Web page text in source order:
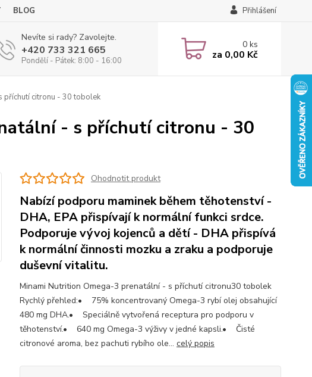
BLOG Přihlášení
Nevíte si rady? Zavolejte.
+420 733 321 665
Pondělí - Pátek: 8:00 - 16:00
0ks
za 0,00 Kč
příchutí citronu - 30 tobolek
- s příchutí citronu - 30
Ohodnotit produkt
Nabízí podporu maminek během těhotenství -
DHA, EPA přispívají k normální funkci srdce.
Podporuje vývoj kojenců a dětí - DHA přispívá
k normální činnosti mozku a zraku a podporuje
duševní vitalitu.
Minami Nutrition Omega-3 prenatální - s příchutí citronu30 tobolek
Rychlý přehled:• 75% koncentrovaný Omega-3 rybí olej obsahující
480 mg DHA.• Speciálně vytvořená receptura pro podporu v
těhotenství.• 640 mg Omega-3 výživy v jedné kapsli.• Čisté
citronové aroma, bez pachuti rybího ole... celý popis